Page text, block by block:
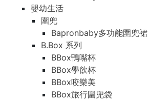
嬰幼生活
圍兜
Bapronbaby多功能圍兜裙
B.Box 系列
BBox鴨嘴杯
BBox學飲杯
BBox咬樂美
BBox旅行圍兜袋